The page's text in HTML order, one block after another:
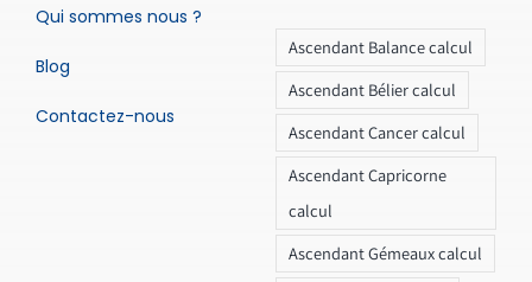
Qui sommes nous ?
Blog
Contactez-nous
Ascendant Balance calcul
Ascendant Bélier calcul
Ascendant Cancer calcul
Ascendant Capricorne
calcul
Ascendant Gémeaux calcul